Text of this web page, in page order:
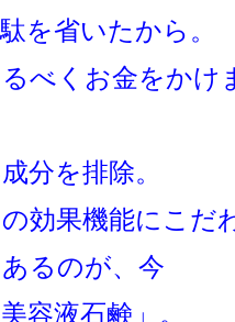
を省いたから。
べくお金をかけ
分を排除。
効果機能にこだ
るのが、今
容液石鹸」。